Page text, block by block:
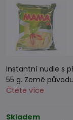
Instantní nudle s
55 g. Země
Čtěte více
Skladem